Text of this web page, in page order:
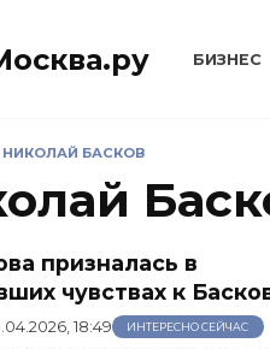
БИЗНЕС
НИКОЛАЙ БАСКОВ
призналась в
чувствах к
18:49 ИНТЕРЕСНО СЕЙЧАС